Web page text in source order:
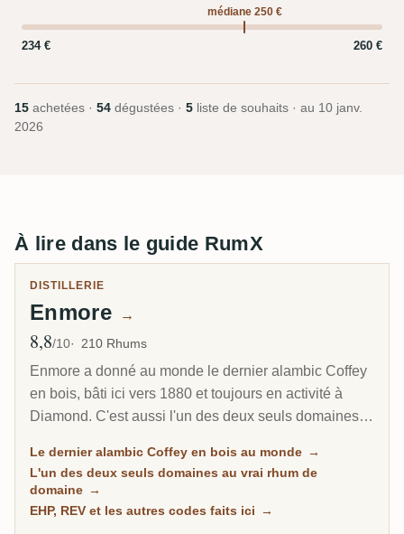
médiane 250 €
234 € 260 €
15 achetées · 54 dégustées · 5 liste de souhaits · au 10 janv.
2026
À lire dans le guide RumX
DISTILLERIE
Enmore →
Note moyenne
8,8/10 210 Rhums
Enmore a donné au monde le dernier alambic Coffey
en bois, bâti ici vers 1880 et toujours en activité à
Diamond. C'est aussi l'un des deux seuls domaines
distillé pendant que le lieu tournait : 17 millésimes
entre 1962 et la fermeture, en avril 1994. Sur la
plupart des pages Demerara, cette phrase est fausse.
Le dernier alambic Coffey en bois au monde →
L'un des deux seuls domaines au vrai rhum de
domaine →
EHP, REV et les autres codes faits ici →